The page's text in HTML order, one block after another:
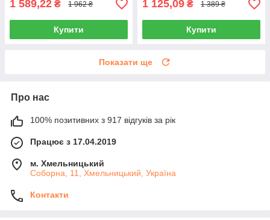
1 589,22 ₴ 1 962 ₴
Купити
1 125,09 ₴ 1 389 ₴
Купити
Показати ще
Про нас
100% позитивних з 917 відгуків за рік
Працює з 17.04.2019
м. Хмельницький
Соборна, 11, Хмельницький, Україна
Контакти